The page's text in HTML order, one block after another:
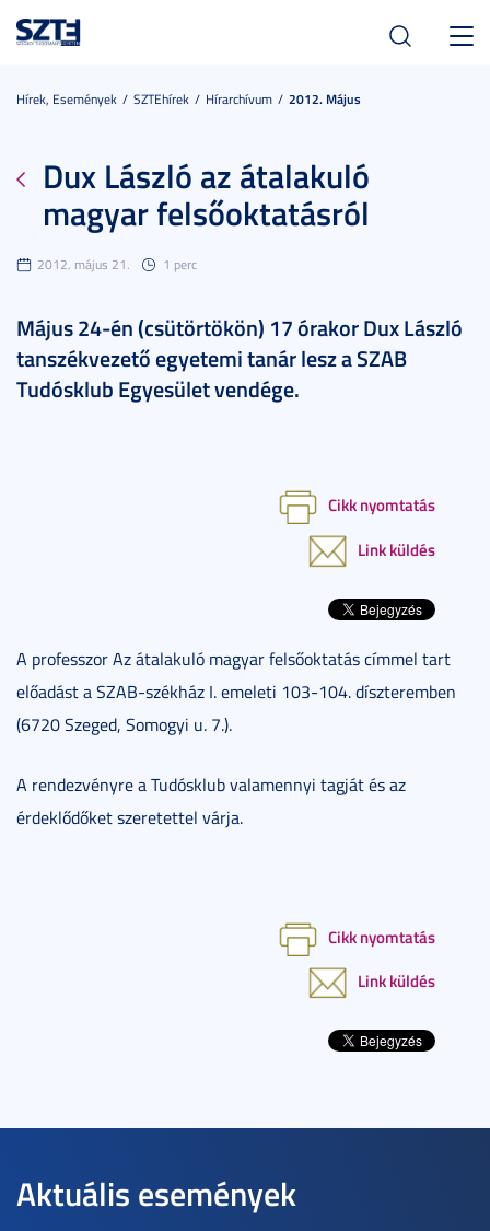
Hírek, Események SZTEhírek Hírarchívum 2012. Május
Dux László az átalakuló
magyar felsőoktatásról
2012. május 21. 1 perc
Május 24-én (csütörtökön) 17 órakor Dux László
tanszékvezető egyetemi tanár lesz a SZAB
Tudósklub Egyesület vendége.
Cikk nyomtatás
Link küldés
A professzor Az átalakuló magyar felsőoktatás címmel tart
előadást a SZAB-székház I. emeleti 103-104. díszteremben
(6720 Szeged, Somogyi u. 7.).
A rendezvényre a Tudósklub valamennyi tagját és az
érdeklődőket szeretettel várja.
Cikk nyomtatás
Link küldés
Aktuális események